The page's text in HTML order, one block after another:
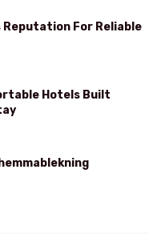
Reputation For Reliable
Hotels Built